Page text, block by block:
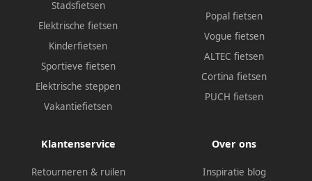
Stadsfietsen
Elektrische fietsen
Kinderfietsen
Sportieve fietsen
Elektrische steppen
Vakantiefietsen
Popal fietsen
Vogue fietsen
ALTEC fietsen
Cortina fietsen
PUCH fietsen
Klantenservice
Retourneren & ruilen
Over ons
Inspiratie blog